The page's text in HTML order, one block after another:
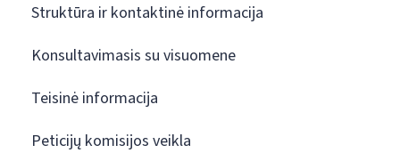
Struktūra ir kontaktinė informacija
Konsultavimasis su visuomene
Teisinė informacija
Peticijų komisijos veikla